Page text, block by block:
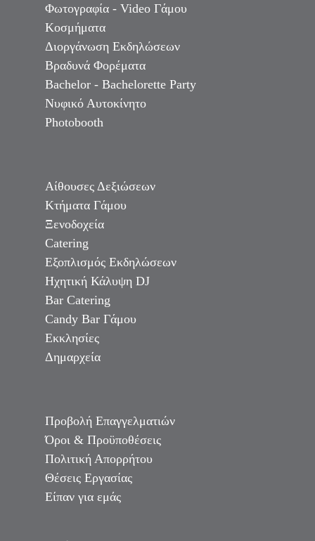
Φωτογραφία - Video Γάμου
Κοσμήματα
Διοργάνωση Εκδηλώσεων
Βραδυνά Φορέματα
Bachelor - Bachelorette Party
Νυφικό Αυτοκίνητο
Photobooth
Αίθουσες Δεξιώσεων
Κτήματα Γάμου
Ξενοδοχεία
Catering
Εξοπλισμός Εκδηλώσεων
Ηχητική Κάλυψη DJ
Bar Catering
Candy Bar Γάμου
Εκκλησίες
Δημαρχεία
Προβολή Επαγγελματιών
Όροι & Προϋποθέσεις
Πολιτική Απορρήτου
Θέσεις Εργασίας
Είπαν για εμάς